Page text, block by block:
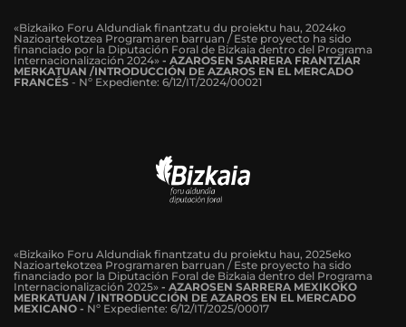
«Bizkaiko Foru Aldundiak finantzatu du proiektu hau, 2024ko
Nazioartekotzea Programaren barruan / Este proyecto ha sido
financiado por la Diputación Foral de Bizkaia dentro del Programa
Internacionalización 2024» - AZAROSEN SARRERA FRANTZIAR
MERKATUAN /INTRODUCCIÓN DE AZAROS EN EL MERCADO
FRANCÉS - Nº Expediente: 6/12/IT/2024/00021
«Bizkaiko Foru Aldundiak finantzatu du proiektu hau, 2025eko
Nazioartekotzea Programaren barruan / Este proyecto ha sido
financiado por la Diputación Foral de Bizkaia dentro del Programa
Internacionalización 2025» - AZAROSEN SARRERA MEXIKOKO
MERKATUAN / INTRODUCCIÓN DE AZAROS EN EL MERCADO
MEXICANO - Nº Expediente: 6/12/IT/2025/00017